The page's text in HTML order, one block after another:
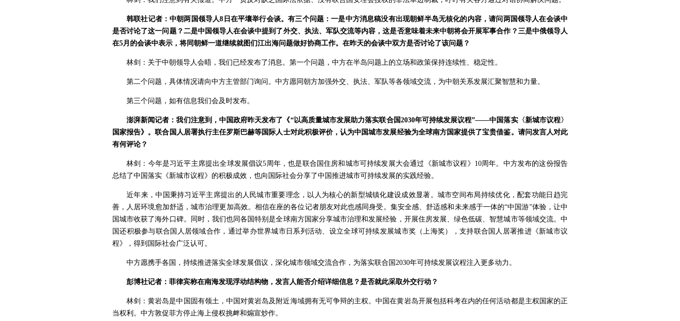
韩联社记者：中朝两国领导人8日在平壤举行会谈。有三个问题：一是中方消息稿没有出现朝鲜半岛无核化的内容，请问两国领导人在会谈中
是否讨论了这一问题？二是中国领导人在会谈中提到了外交、执法、军队交流等内容，这是否意味着未来中朝将会开展军事合作？三是中俄领导人
在5月的会谈中表示，将同朝鲜一道继续就图们江出海问题做好协商工作。在昨天的会谈中双方是否讨论了该问题？
林剑：关于中朝领导人会晤，我们已经发布了消息。第一个问题，中方在半岛问题上的立场和政策保持连续性、稳定性。
第二个问题，具体情况请向中方主管部门询问。中方愿同朝方加强外交、执法、军队等各领域交流，为中朝关系发展汇聚智慧和力量。
第三个问题，如有信息我们会及时发布。
澎湃新闻记者：我们注意到，中国政府昨天发布了《“以高质量城市发展助力落实联合国2030年可持续发展议程”——中国落实〈新城市议程〉
国家报告》。联合国人居署执行主任罗斯巴赫等国际人士对此积极评价，认为中国城市发展经验为全球南方国家提供了宝贵借鉴。请问发言人对此
有何评论？
林剑：今年是习近平主席提出全球发展倡议5周年，也是联合国住房和城市可持续发展大会通过《新城市议程》10周年。中方发布的这份报告
总结了中国落实《新城市议程》的积极成效，也向国际社会分享了中国推进城市可持续发展的实践经验。
近年来，中国秉持习近平主席提出的人民城市重要理念，以人为核心的新型城镇化建设成效显著。城市空间布局持续优化，配套功能日趋完
善，人居环境愈加舒适，城市治理更加高效。相信在座的各位记者朋友对此也感同身受。集安全感、舒适感和未来感于一体的“中国游”体验，让中
国城市收获了海外口碑。同时，我们也同各国特别是全球南方国家分享城市治理和发展经验，开展住房发展、绿色低碳、智慧城市等领域交流。中
国还积极参与联合国人居领域合作，通过举办世界城市日系列活动、设立全球可持续发展城市奖（上海奖），支持联合国人居署推进《新城市议
程》，得到国际社会广泛认可。
中方愿携手各国，持续推进落实全球发展倡议，深化城市领域交流合作，为落实联合国2030年可持续发展议程注入更多动力。
彭博社记者：菲律宾称在南海发现浮动结构物，发言人能否介绍详细信息？是否就此采取外交行动？
林剑：黄岩岛是中国固有领土，中国对黄岩岛及附近海域拥有无可争辩的主权。中国在黄岩岛开展包括科考在内的任何活动都是主权国家的正
当权利。中方敦促菲方停止海上侵权挑衅和煽宣炒作。